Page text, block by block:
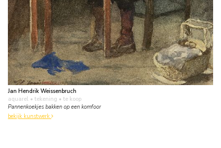
Jan Hendrik Weissenbruch
aquarel • tekening • te koop
Pannenkoekjes bakken op een komfoor
bekijk kunstwerk